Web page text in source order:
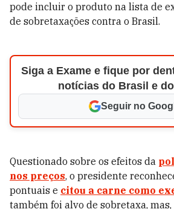
pode incluir o produto na lista de
de sobretaxações contra o Brasil.
Siga a Exame e fique por
notícias do Brasil e
Seguir no
Questionado sobre os efeitos da
nos preços, o presidente
pontuais e citou a carne como
também foi alvo de sobretaxa, mas,